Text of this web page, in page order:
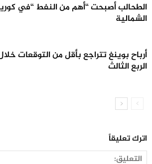
الطحالب أصبحت “أهم من النفط “في
الشمالية
أرباح بوينغ تتراجع بأقل من التوقعات
الربع الثالث
اترك تعليقاً